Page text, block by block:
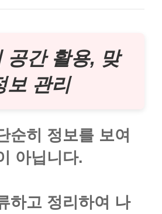
공간 활용, 맞
보 관리
순히 정보를 보여
아닙니다.
하고 정리하여 나